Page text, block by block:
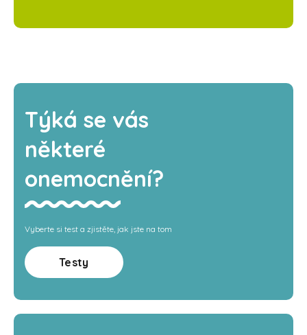
Týká se vás
některé
onemocnění?
Vyberte si test a zjistěte, jak jste na tom
Testy